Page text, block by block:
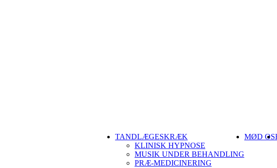
TANDLÆGESKRÆK
KLINISK HYPNOSE
MUSIK UNDER BEHANDLING
PRÆ-MEDICINERING
MØD OS